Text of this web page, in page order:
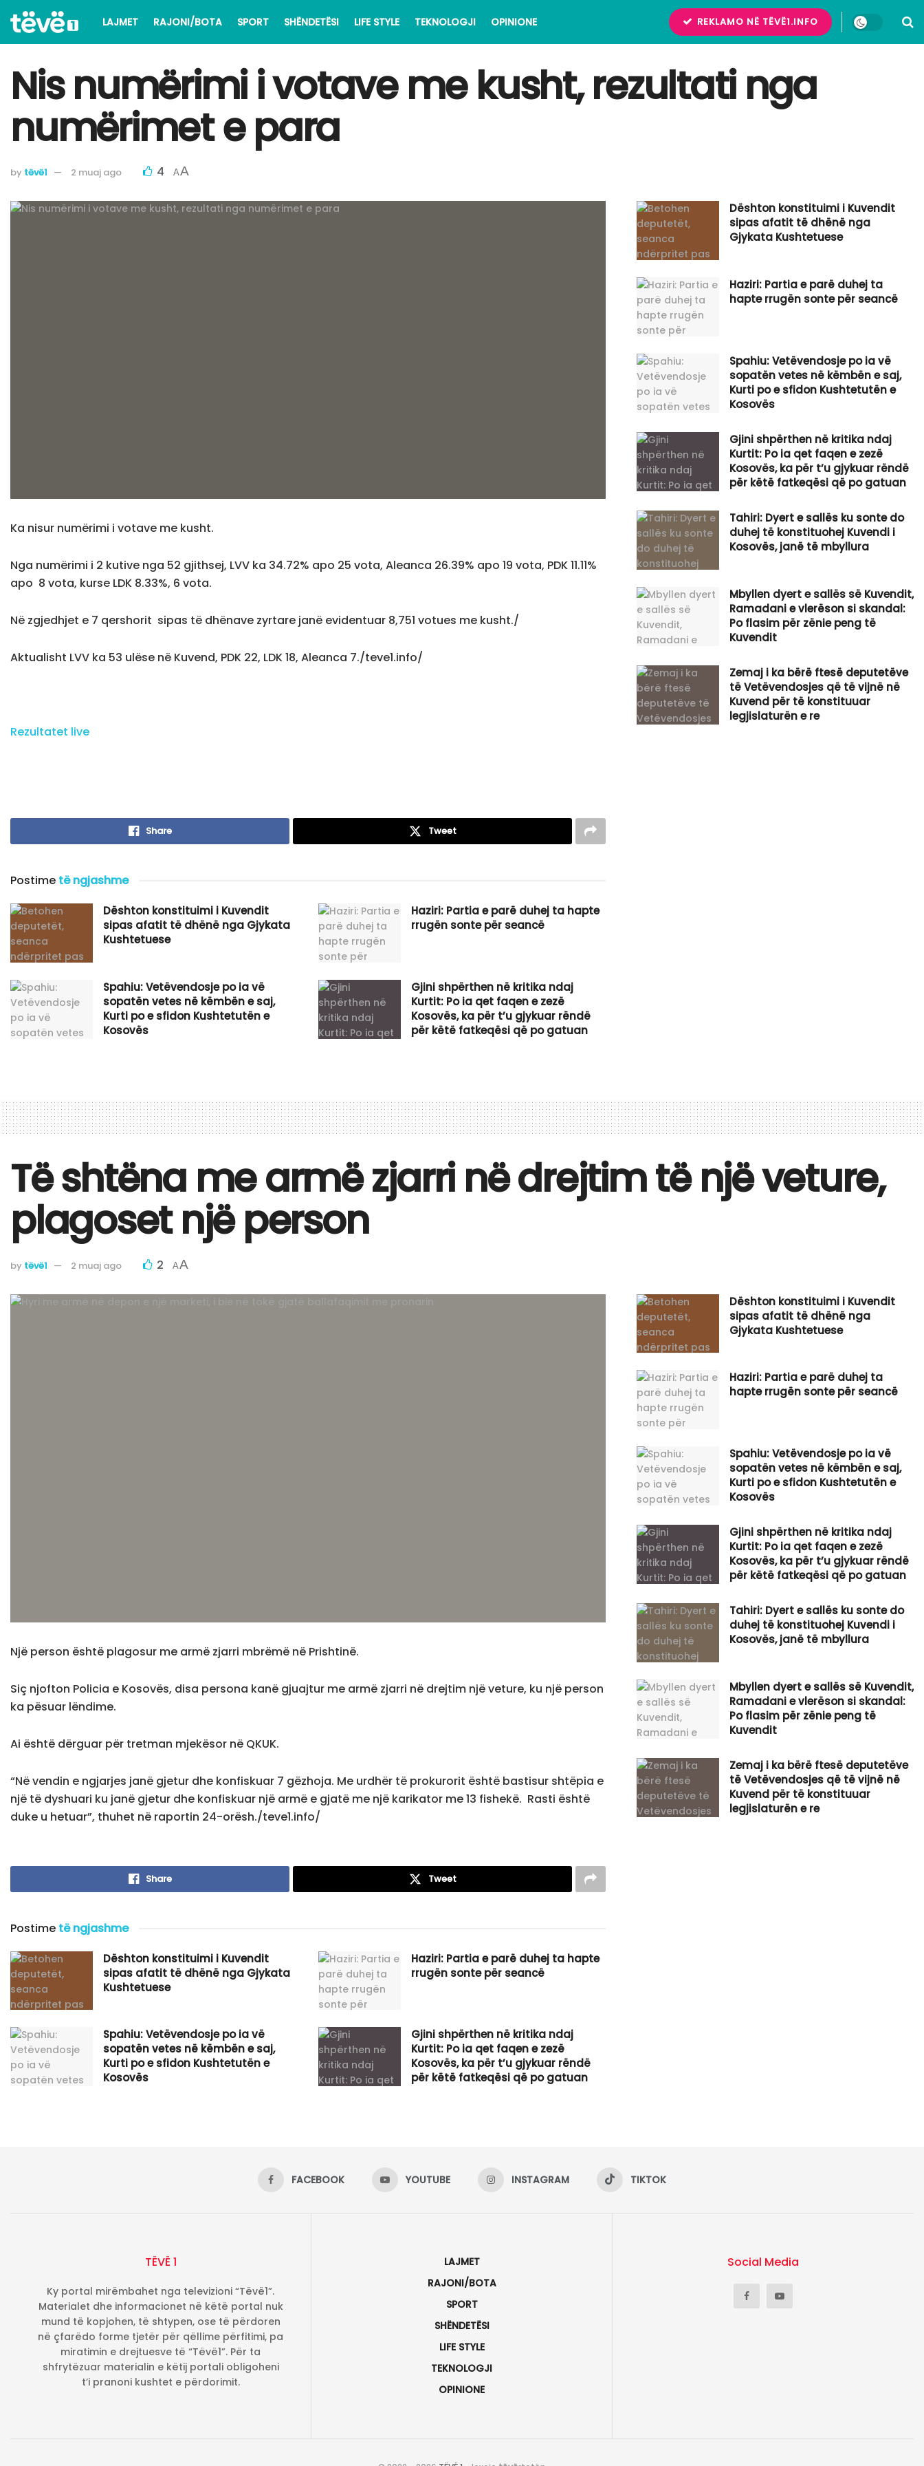
LAJMET RAJONI/BOTA SPORT SHËNDETËSI LIFE STYLE TEKNOLOGJI OPINIONE REKLAMO NË TËVË1.INFO
Nis numërimi i votave me kusht, rezultati nga
numërimet e para
by tëvë1 2 muaj ago 4 AA
Ka nisur numërimi i votave me kusht.
Nga numërimi i 2 kutive nga 52 gjithsej, LVV ka 34.72% apo 25 vota, Aleanca 26.39% apo 19 vota, PDK 11.11%
apo 8 vota, kurse LDK 8.33%, 6 vota.
Në zgjedhjet e 7 qershorit sipas të dhënave zyrtare janë evidentuar 8,751 votues me kusht./
Aktualisht LVV ka 53 ulëse në Kuvend, PDK 22, LDK 18, Aleanca 7./teve1.info/
Rezultatet live
Share Tweet
Postime të ngjashme
Dështon konstituimi i Kuvendit
sipas afatit të dhënë nga Gjykata
Kushtetuese
Haziri: Partia e parë duhej ta hapte
rrugën sonte për seancë
Spahiu: Vetëvendosje po ia vë
sopatën vetes në këmbën e saj,
Kurti po e sfidon Kushtetutën e
Kosovës
Gjini shpërthen në kritika ndaj
Kurtit: Po ia qet faqen e zezë
Kosovës, ka për t’u gjykuar rëndë
për këtë fatkeqësi që po gatuan
Dështon konstituimi i Kuvendit
sipas afatit të dhënë nga
Gjykata Kushtetuese
Haziri: Partia e parë duhej ta
hapte rrugën sonte për seancë
Spahiu: Vetëvendosje po ia vë
sopatën vetes në këmbën e saj,
Kurti po e sfidon Kushtetutën e
Kosovës
Gjini shpërthen në kritika ndaj
Kurtit: Po ia qet faqen e zezë
Kosovës, ka për t’u gjykuar rëndë
për këtë fatkeqësi që po gatuan
Tahiri: Dyert e sallës ku sonte do
duhej të konstituohej Kuvendi i
Kosovës, janë të mbyllura
Mbyllen dyert e sallës së Kuvendit,
Ramadani e vlerëson si skandal:
Po flasim për zënie peng të
Kuvendit
Zemaj i ka bërë ftesë deputetëve
të Vetëvendosjes që të vijnë në
Kuvend për të konstituuar
legjislaturën e re
Të shtëna me armë zjarri në drejtim të një veture,
plagoset një person
by tëvë1 2 muaj ago 2 AA
Një person është plagosur me armë zjarri mbrëmë në Prishtinë.
Siç njofton Policia e Kosovës, disa persona kanë gjuajtur me armë zjarri në drejtim një veture, ku një person
ka pësuar lëndime.
Ai është dërguar për tretman mjekësor në QKUK.
“Në vendin e ngjarjes janë gjetur dhe konfiskuar 7 gëzhoja. Me urdhër të prokurorit është bastisur shtëpia e
një të dyshuari ku janë gjetur dhe konfiskuar një armë e gjatë me një karikator me 13 fishekë. Rasti është
duke u hetuar”, thuhet në raportin 24-orësh./teve1.info/
Share Tweet
Postime të ngjashme
Dështon konstituimi i Kuvendit
sipas afatit të dhënë nga Gjykata
Kushtetuese
Haziri: Partia e parë duhej ta hapte
rrugën sonte për seancë
Spahiu: Vetëvendosje po ia vë
sopatën vetes në këmbën e saj,
Kurti po e sfidon Kushtetutën e
Kosovës
Gjini shpërthen në kritika ndaj
Kurtit: Po ia qet faqen e zezë
Kosovës, ka për t’u gjykuar rëndë
për këtë fatkeqësi që po gatuan
Dështon konstituimi i Kuvendit
sipas afatit të dhënë nga
Gjykata Kushtetuese
Haziri: Partia e parë duhej ta
hapte rrugën sonte për seancë
Spahiu: Vetëvendosje po ia vë
sopatën vetes në këmbën e saj,
Kurti po e sfidon Kushtetutën e
Kosovës
Gjini shpërthen në kritika ndaj
Kurtit: Po ia qet faqen e zezë
Kosovës, ka për t’u gjykuar rëndë
për këtë fatkeqësi që po gatuan
Tahiri: Dyert e sallës ku sonte do
duhej të konstituohej Kuvendi i
Kosovës, janë të mbyllura
Mbyllen dyert e sallës së Kuvendit,
Ramadani e vlerëson si skandal:
Po flasim për zënie peng të
Kuvendit
Zemaj i ka bërë ftesë deputetëve
të Vetëvendosjes që të vijnë në
Kuvend për të konstituuar
legjislaturën e re
FACEBOOK YOUTUBE INSTAGRAM TIKTOK
TËVË 1
Ky portal mirëmbahet nga televizioni “Tëvë1”.
Materialet dhe informacionet në këtë portal nuk
mund të kopjohen, të shtypen, ose të përdoren
në çfarëdo forme tjetër për qëllime përfitimi, pa
miratimin e drejtuesve të “Tëvë1”. Për ta
shfrytëzuar materialin e këtij portali obligoheni
t’i pranoni kushtet e përdorimit.
LAJMET
RAJONI/BOTA
SPORT
SHËNDETËSI
LIFE STYLE
TEKNOLOGJI
OPINIONE
Social Media